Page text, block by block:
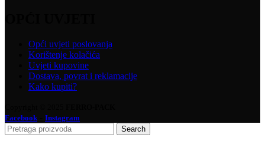
Opći uvjeti poslovanja
Korištenje kolačića
Uvjeti kupovine
Dostava, povrat i reklamacije
Kako kupiti?
Facebook
Instagram
Search